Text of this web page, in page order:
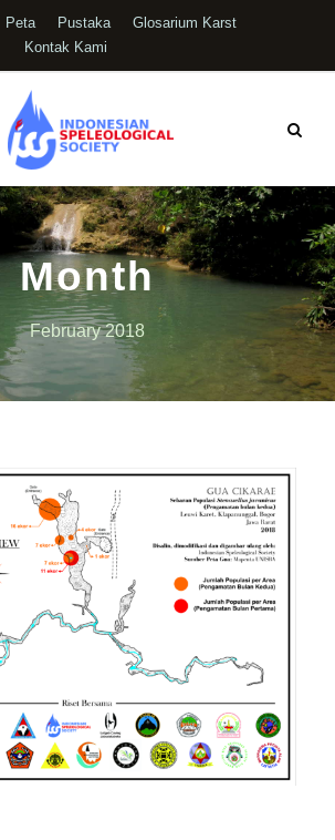
Peta Pustaka
Glosarium Karst
Kontak Kami
Month
February 2018